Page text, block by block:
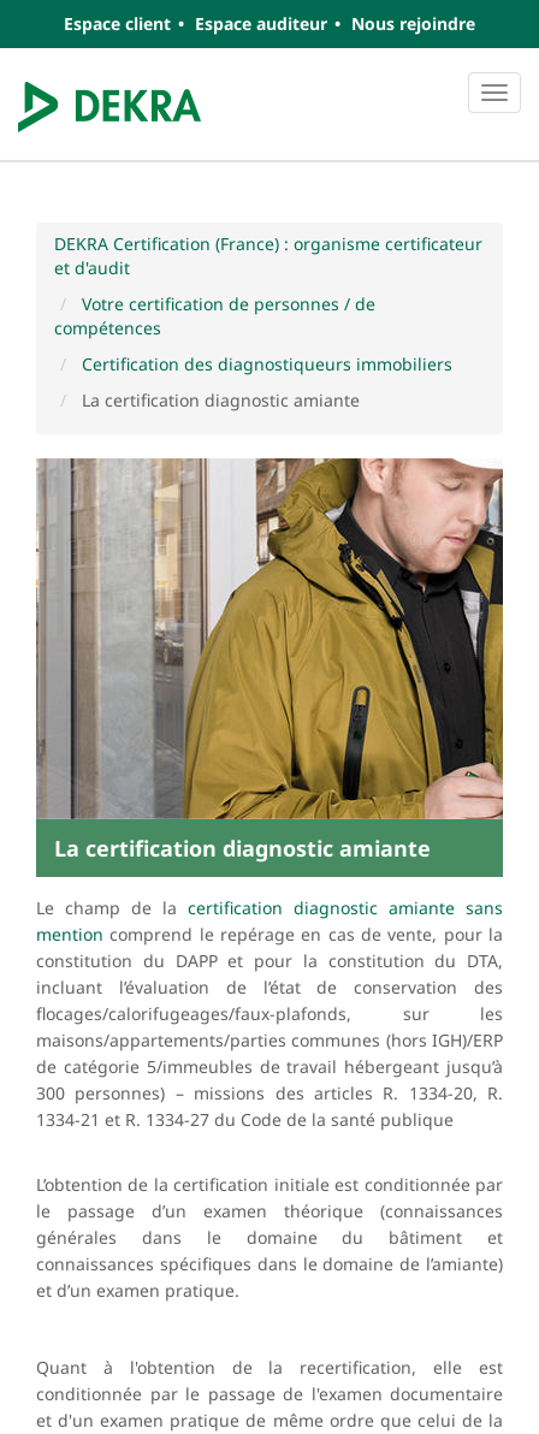
Espace client Espace auditeur Nous rejoindre
DEKRA Certification (France) : organisme certificateur
et d'audit
Votre certification de personnes / de
compétences
Certification des diagnostiqueurs immobiliers
La certification diagnostic amiante
La certification diagnostic amiante
Le champ de la certification diagnostic amiante sans
mention comprend le repérage en cas de vente, pour la
constitution du DAPP et pour la constitution du DTA,
incluant l’évaluation de l’état de conservation des
flocages/calorifugeages/faux-plafonds, sur les
maisons/appartements/parties communes (hors IGH)/ERP
de catégorie 5/immeubles de travail hébergeant jusqu’à
300 personnes) – missions des articles R. 1334-20, R.
1334-21 et R. 1334-27 du Code de la santé publique
L’obtention de la certification initiale est conditionnée par
le passage d’un examen théorique (connaissances
générales dans le domaine du bâtiment et
connaissances spécifiques dans le domaine de l’amiante)
et d’un examen pratique.
Quant à l'obtention de la recertification, elle est
conditionnée par le passage de l'examen documentaire
et d'un examen pratique de même ordre que celui de la